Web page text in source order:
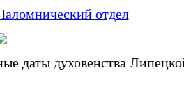
отдел
даты духовенства